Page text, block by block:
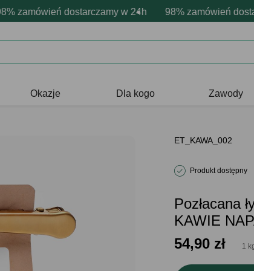
zamówień dostarczamy w 24h 98% zamówień
produktów Profesjonalna i darmowa
emocje - zawsze udane prezenty Prezentujemy
Okazje Dla kogo Zawody
ET_KAWA_002
Produkt dostępny
Pozłacana
KAWIE
54,90 zł 1